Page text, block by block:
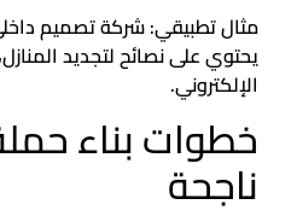
مثال تطبيقي: شركة تصميم داخلي
يحتوي على نصائح لتجديد
الإلكتروني.
خطوات بناء
ناجحة